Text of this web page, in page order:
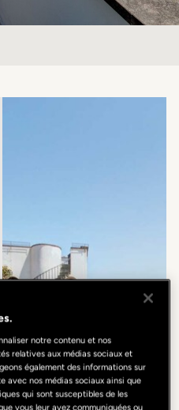
notre contenu et nos
relatives aux médias sociaux et
également des informations sur
avec nos médias sociaux ainsi que
qui sont susceptibles de les
vous leur avez communiquées ou